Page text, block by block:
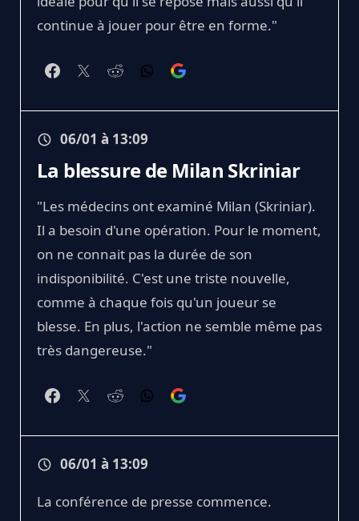
continue à jouer pour être en forme."
06/01 à 13:09
La blessure de Milan Skriniar
"Les médecins ont examiné Milan (Skriniar).
Il a besoin d'une opération. Pour le moment,
on ne connait pas la durée de son
indisponibilité. C'est une triste nouvelle,
comme à chaque fois qu'un joueur se
blesse. En plus, l'action ne semble même pas
très dangereuse."
06/01 à 13:09
La conférence de presse commence.